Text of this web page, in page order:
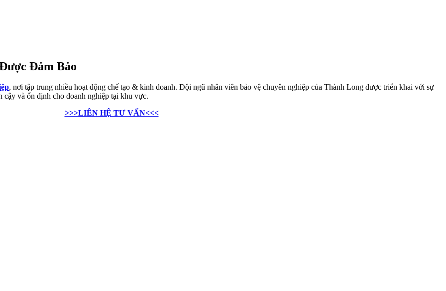
Đảm Bảo
, nơi tập trung nhiều hoạt động chế tạo & kinh doanh. Đội ngũ nhân viên bảo vệ chuyên nghiệp của Thành Long được triển khai với sự
cậy và ổn định cho doanh nghiệp tại khu vực.
>>>LIÊN HỆ TƯ VẤN<<<